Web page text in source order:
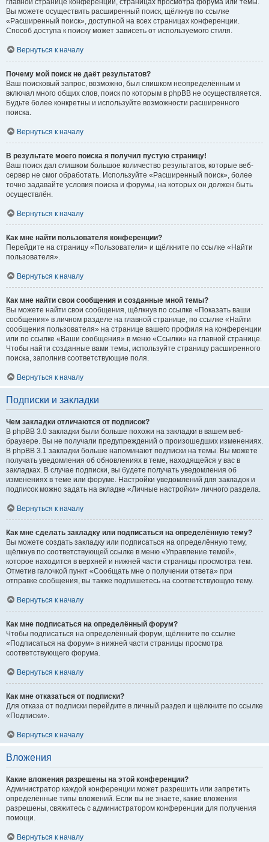
главной странице конференции, страницах просмотра форума или темы.
Вы можете осуществить расширенный поиск, щёлкнув по ссылке
«Расширенный поиск», доступной на всех страницах конференции.
Способ доступа к поиску может зависеть от используемого стиля.
Вернуться к началу
Почему мой поиск не даёт результатов?
Ваш поисковый запрос, возможно, был слишком неопределённым и
включал много общих слов, поиск по которым в phpBB не осуществляется.
Будьте более конкретны и используйте возможности расширенного
поиска.
Вернуться к началу
В результате моего поиска я получил пустую страницу!
Ваш поиск дал слишком большое количество результатов, которые веб-
сервер не смог обработать. Используйте «Расширенный поиск», более
точно задавайте условия поиска и форумы, на которых он должен быть
осуществлён.
Вернуться к началу
Как мне найти пользователя конференции?
Перейдите на страницу «Пользователи» и щёлкните по ссылке «Найти
пользователя».
Вернуться к началу
Как мне найти свои сообщения и созданные мной темы?
Вы можете найти свои сообщения, щёлкнув по ссылке «Показать ваши
сообщения» в личном разделе на главной странице, по ссылке «Найти
сообщения пользователя» на странице вашего профиля на конференции
или по ссылке «Ваши сообщения» в меню «Ссылки» на главной странице.
Чтобы найти созданные вами темы, используйте страницу расширенного
поиска, заполнив соответствующие поля.
Вернуться к началу
Подписки и закладки
Чем закладки отличаются от подписок?
В phpBB 3.0 закладки были больше похожи на закладки в вашем веб-
браузере. Вы не получали предупреждений о произошедших изменениях.
В phpBB 3.1 закладки больше напоминают подписки на темы. Вы можете
получать уведомления об обновлениях в теме, находящейся у вас в
закладках. В случае подписки, вы будете получать уведомления об
изменениях в теме или форуме. Настройки уведомлений для закладок и
подписок можно задать на вкладке «Личные настройки» личного раздела.
Вернуться к началу
Как мне сделать закладку или подписаться на определённую тему?
Вы можете создать закладку или подписаться на определённую тему,
щёлкнув по соответствующей ссылке в меню «Управление темой»,
которое находится в верхней и нижней части страницы просмотра тем.
Отметив галочкой пункт «Сообщать мне о получении ответа» при
отправке сообщения, вы также подпишетесь на соответствующую тему.
Вернуться к началу
Как мне подписаться на определённый форум?
Чтобы подписаться на определённый форум, щёлкните по ссылке
«Подписаться на форум» в нижней части страницы просмотра
соответствующего форума.
Вернуться к началу
Как мне отказаться от подписки?
Для отказа от подписки перейдите в личный раздел и щёлкните по ссылке
«Подписки».
Вернуться к началу
Вложения
Какие вложения разрешены на этой конференции?
Администратор каждой конференции может разрешить или запретить
определённые типы вложений. Если вы не знаете, какие вложения
разрешены, свяжитесь с администратором конференции для получения
помощи.
Вернуться к началу